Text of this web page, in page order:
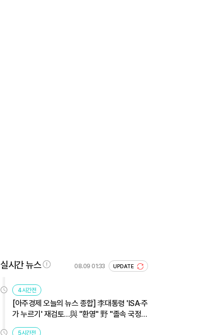
실시간 뉴스 08.09 01:33 UPDATE
4시간전
[아주경제 오늘의 뉴스 종합] 李대통령 'ISA·주
가 누르기' 재검토…與 "환영" 野 "졸속 국정"
外
5시간전